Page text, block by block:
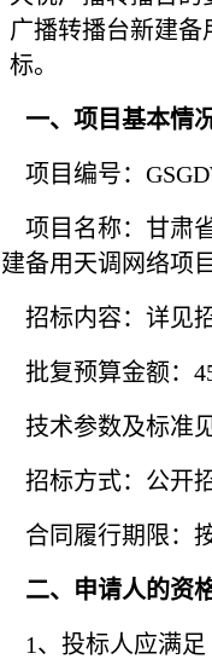
广播转播台新建备
标。
一、项目基本情
项目编号：
项目名称： 甘肃
建备用天调网络项目
招标内容：详见
批复预算金额：
技术参数及标准
招标方式：公开
合同履行期限：
二、申请人的资格
1、投标人应满足